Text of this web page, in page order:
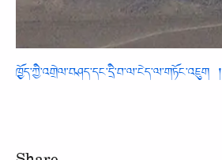
ཁྱོད་ཀྱི་འགྲེལ་བཤད་དང་དྲི་བ་ལ་ངེད་ལ་གཏོང་འཇུག །